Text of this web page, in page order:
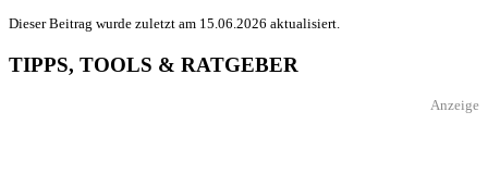
Dieser Beitrag wurde zuletzt am 15.06.2026 aktualisiert.
TIPPS, TOOLS & RATGEBER
Anzeige